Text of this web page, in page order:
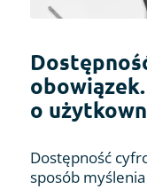
o
Dostępność
sposób